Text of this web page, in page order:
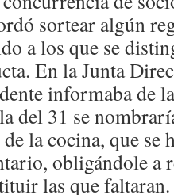
sortear algún
a los que se
En la Junta
informaba de
del 31 se
la cocina, que se
obligándole a
las que